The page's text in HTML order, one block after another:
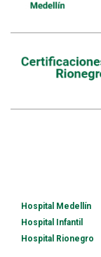
Hospital Medellín
Hospital Infantil
Hospital Rionegro